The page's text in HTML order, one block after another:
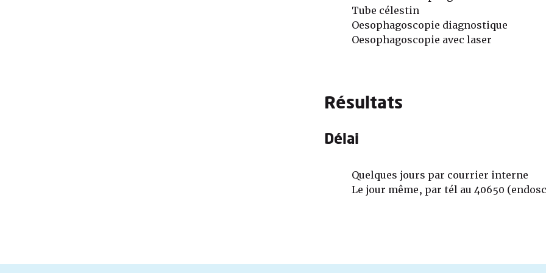
Tube célestin
Oesophagoscopie diagnostique
Oesophagoscopie avec laser
Résultats
Délai
Quelques jours par courrier interne
Le jour même, par tél au 40650